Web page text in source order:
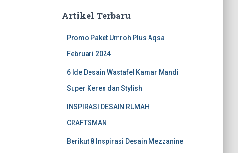
:Artikel Terbaru
Promo Paket Umroh Plus Aqsa
Februari 2024
6 Ide Desain Wastafel Kamar Mandi
Super Keren dan Stylish
INSPIRASI DESAIN RUMAH
CRAFTSMAN
Berikut 8 Inspirasi Desain Mezzanine